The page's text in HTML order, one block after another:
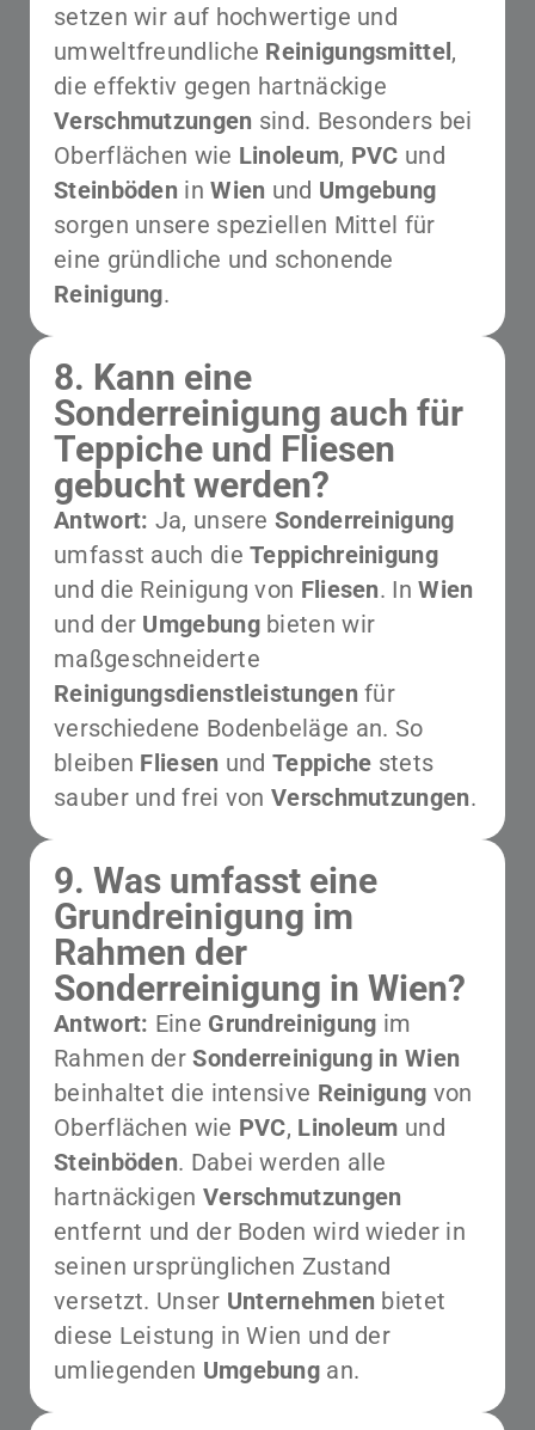
setzen wir auf hochwertige und
umweltfreundliche Reinigungsmittel,
die effektiv gegen hartnäckige
Verschmutzungen sind. Besonders bei
Oberflächen wie Linoleum, PVC und
Steinböden inWien und Umgebung
sorgen unsere speziellen Mittel für
eine gründliche und schonende
Reinigung.
8. Kann eine
Sonderreinigung auch für
Teppiche und Fliesen
gebucht werden?
Antwort: Ja, unsereSonderreinigung
umfasst auch dieTeppichreinigung
und die Reinigung von Fliesen. InWien
und der Umgebungbieten wir
maßgeschneiderte
Reinigungsdienstleistungen für
verschiedene Bodenbeläge an. So
bleiben Fliesen undTeppiche stets
sauber und frei vonVerschmutzungen.
9. Was umfasst eine
Grundreinigung im
Rahmen der
Sonderreinigung in Wien?
Antwort: Eine Grundreinigung im
Rahmen derSonderreinigung in Wien
beinhaltet die intensive Reinigung von
Oberflächen wie PVC, Linoleum und
Steinböden. Dabei werden alle
hartnäckigen Verschmutzungen
entfernt und der Boden wird wieder in
seinen ursprünglichen Zustand
versetzt. Unser Unternehmen bietet
diese Leistung in Wien und der
umliegenden Umgebung an.